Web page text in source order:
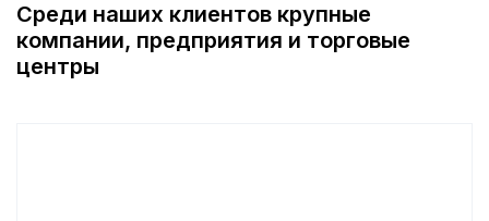
Среди наших клиентов крупные
компании, предприятия и торговые
центры